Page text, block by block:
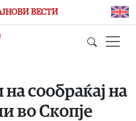
ВЕСТИ
сообраќај на
во Скопје